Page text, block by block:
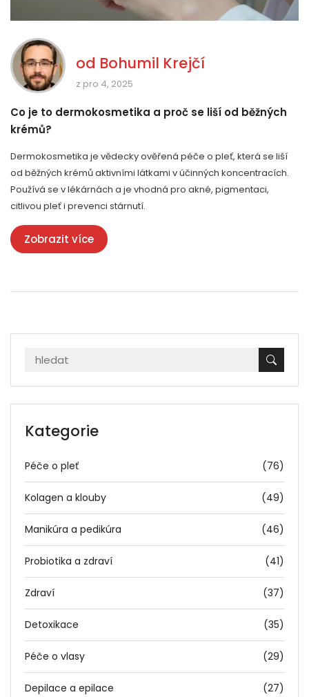
od Bohumil Krejčí
z pro 4, 2025
Co je to dermokosmetika a proč se liší od běžných
krémů?
Dermokosmetika je vědecky ověřená péče o pleť, která se liší
od běžných krémů aktivními látkami v účinných koncentracích.
Používá se v lékárnách a je vhodná pro akné, pigmentaci,
citlivou pleť i prevenci stárnutí.
Zobrazit více
Kategorie
Péče o pleť (76)
Kolagen a klouby (49)
Manikúra a pedikúra (46)
Probiotika a zdraví (41)
Zdraví (37)
Detoxikace (35)
Péče o vlasy (29)
Depilace a epilace (27)